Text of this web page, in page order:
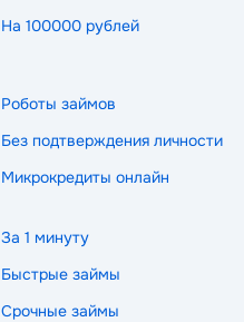
На 100000 рублей
Роботы займов
Без подтверждения личности
Микрокредиты онлайн
За 1 минуту
Быстрые займы
Срочные займы